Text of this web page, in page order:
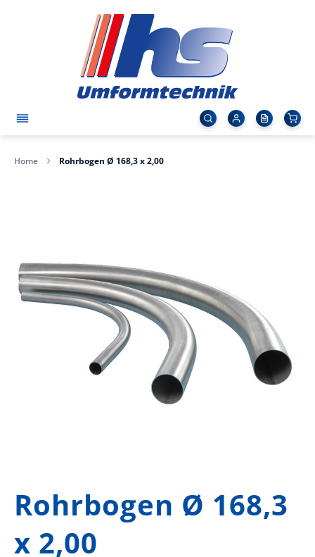
Home Rohrbogen Ø 168,3 x 2,00
der
Bildergalerie
springen
Rohrbogen Ø 168,3
x 2,00